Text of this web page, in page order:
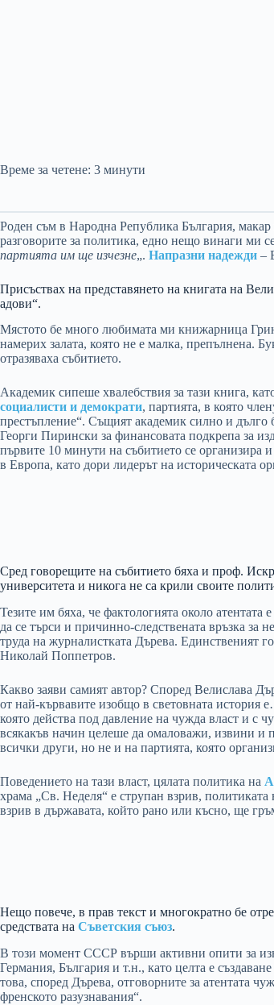
Време за четене: 3 минути
Роден съм в Народна Република България,
разговорите за политика, едно нещо винаги ми
партията им ще изчезне„. Напразни надежди –
Присъствах на представянето на книгата на
адови“.
Мястото бе много любимата ми книжарница
намерих залата, която не е малка, препълнена.
отразяваха събитието.
Академик сипеше хвалебствия за тази книга,
социалисти и демократи, партията, в която
престъпление“. Същият академик силно и
Георги Пирински за финансовата подкрепа за
първите 10 минути на събитието се организира
в Европа, като дори лидерът на историческата
Сред говорещите на събитието бяха и проф.
университета и никога не са крили своите
Тезите им бяха, че фактологията около атентата
да се търси и причинно-следствената връзка за
труда на журналистката Дърева. Единственият
Николай Поппетров.
Какво заяви самият автор? Според Велислава
от най-кървавите изобщо в световната история
която действа под давление на чужда власт и с
всякакъв начин целеше да омаловажи, извини и
всички други, но не и на партията, която
Поведението на тази власт, цялата политика на
храма „Св. Неделя“ е струпан взрив,
взрив в държавата, който рано или късно, ще
Нещо повече, в прав текст и многократно бе
средствата на Съветския съюз.
В този момент СССР върши активни опити за
Германия, България и т.н., като целта е
това, според Дърева, отговорните за атентата
френското разузнавания“.